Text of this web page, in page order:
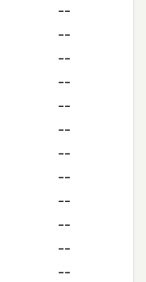
--
--
--
--
--
--
--
--
--
--
--
--